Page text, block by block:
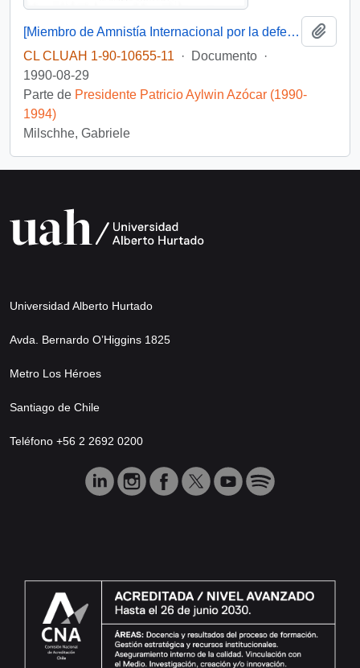
[Miembro de Amnistía Internacional por la defensa de los detenidos desaparecidos en Chile felicita por la creación de la Comisión de de Verdad y Reconciliación]
CL CLUAH 1-90-10655-11
· Documento ·
1990-08-29
Parte de Presidente Patricio Aylwin Azócar (1990-
1994)
Milschhe, Gabriele
Universidad Alberto Hurtado
Avda. Bernardo O’Higgins 1825
Metro Los Héroes
Santiago de Chile
Teléfono +56 2 2692 0200